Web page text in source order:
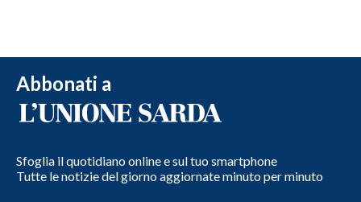
Abbonati a
Sfoglia il quotidiano online e sul tuo smartphone
Tutte le notizie del giorno aggiornate minuto per minuto